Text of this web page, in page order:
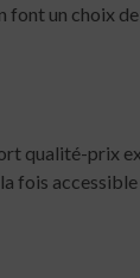
font un choix
qualité-prix
fois